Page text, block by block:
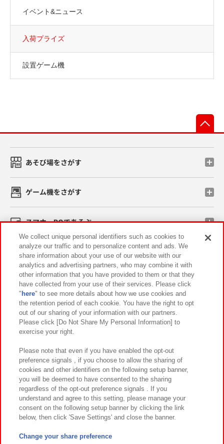
イベント&ニュース
入荷プライズ
設置ゲーム機
あそび場をさがす
ゲーム機をさがす
スマホ・PCであそぶ
イベント・キャンペーン
関連会社 サステナビリティ サイトポリシー
プライバシーポリシー ウェブアクセシビリティ方針と検証結果
お取引先さまとともに
カスタマーハラスメント対応方針 よくあるご質問・お問い合わせ
©Bandai Namco Amusement Inc.
©Bandai Namco Amusement Lab Inc.
We collect unique personal identifiers such as cookies to
analyze our traffic and to personalize content and ads. We
share information about your use of our website with our
analytics and advertising partners, who may combine it with
other information that you have provided to them or that they
have collected from your use of their services. Please click
" here" to see more details about how we use cookies and
the retention period of each cookie. You have the right to opt
out of our sharing of your information with our partners.
Please click [Do Not Share My Personal Information] to
exercise your right.
Please note that even if you have enabled the opt-out
preference signals , if you choose to allow the sharing of
cookies and other identifiers on the following setup banner,
you will be deemed to have consented to the sharing
regardless of the opt-out preference signals . If you
understand and agree to this setting, please manage your
consent on the following setup banner by clicking the link
below, then click 'Save Settings' and close the banner.
Change your share preference